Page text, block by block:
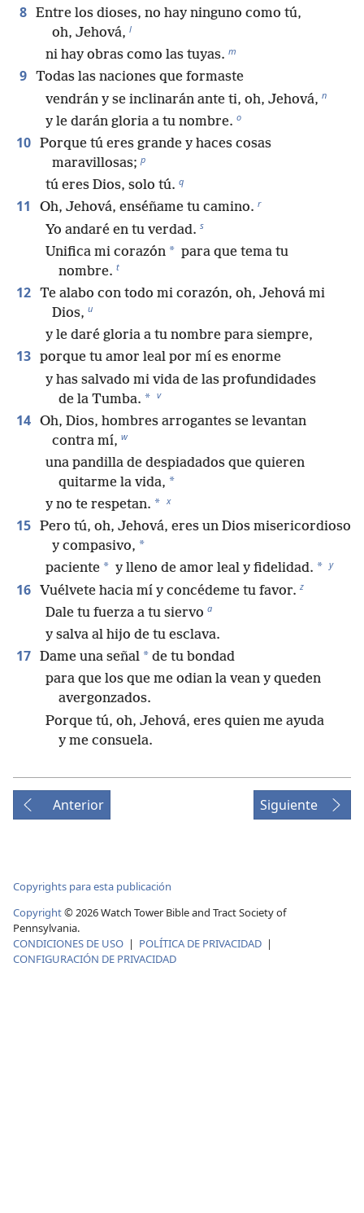
8 Entre los dioses, no hay ninguno como tú,
oh, Jehová, l
ni hay obras como las tuyas. m
9 Todas las naciones que formaste
vendrán y se inclinarán ante ti, oh, Jehová, n
y le darán gloria a tu nombre. o
10 Porque tú eres grande y haces cosas
maravillosas; p
tú eres Dios, solo tú. q
11 Oh, Jehová, enséñame tu camino. r
Yo andaré en tu verdad. s
Unifica mi corazón * para que tema tu
nombre. t
12 Te alabo con todo mi corazón, oh, Jehová mi
Dios, u
y le daré gloria a tu nombre para siempre,
13 porque tu amor leal por mí es enorme
y has salvado mi vida de las profundidades
de la Tumba. * v
14 Oh, Dios, hombres arrogantes se levantan
contra mí, w
una pandilla de despiadados que quieren
quitarme la vida, *
y no te respetan. * x
15 Pero tú, oh, Jehová, eres un Dios misericordioso
y compasivo, *
paciente * y lleno de amor leal y fidelidad. * y
16 Vuélvete hacia mí y concédeme tu favor. z
Dale tu fuerza a tu siervo a
y salva al hijo de tu esclava.
17 Dame una señal * de tu bondad
para que los que me odian la vean y queden
avergonzados.
Porque tú, oh, Jehová, eres quien me ayuda
y me consuela.
Anterior Siguiente
Copyrights para esta publicación
Copyright©2026Watch Tower Bible and Tract Society of
Pennsylvania.
CONDICIONES DE USO | POLÍTICA DE PRIVACIDAD |
CONFIGURACIÓN DE PRIVACIDAD